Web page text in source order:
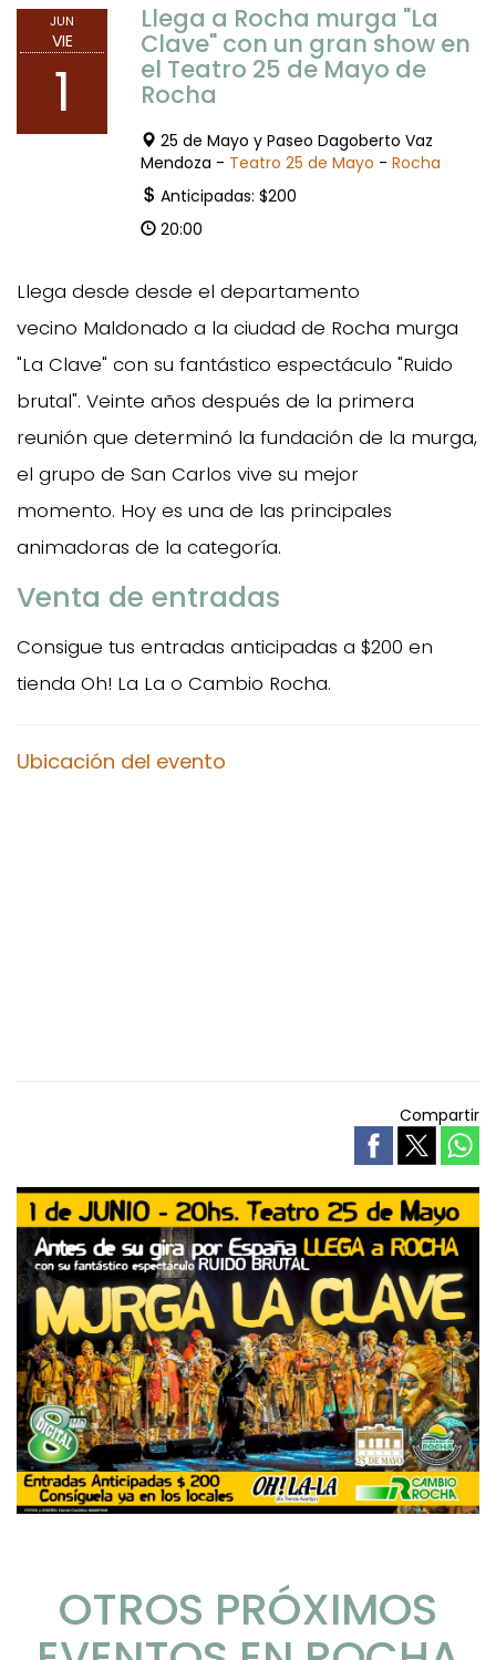
JUN
VIE
1
Llega a Rocha murga "La
Clave" con un gran show en
el Teatro 25 de Mayo de
Rocha
25 de Mayo y Paseo Dagoberto Vaz
Mendoza - Teatro 25 de Mayo - Rocha
Anticipadas: $200
20:00
Llega desde desde el departamento
vecino Maldonado a la ciudad de Rocha murga
"La Clave" con su fantástico espectáculo "Ruido
brutal". Veinte años después de la primera
reunión que determinó la fundación de la murga,
el grupo de San Carlos vive su mejor
momento. Hoy es una de las principales
animadoras de la categoría.
Venta de entradas
Consigue tus entradas anticipadas a $200 en
tienda Oh! La La o Cambio Rocha.
Ubicación del evento
Compartir
OTROS PRÓXIMOS